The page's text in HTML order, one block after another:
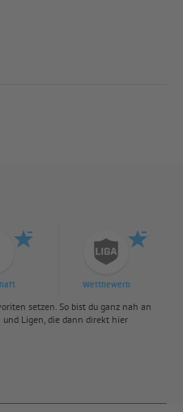
Wettbewerb
setzen. So bist du ganz nah an
Ligen, die dann direkt hier